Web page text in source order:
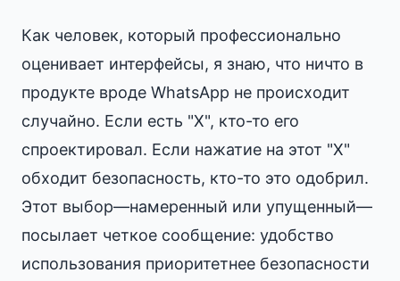
Как человек, который профессионально
оценивает интерфейсы, я знаю, что ничто в
продукте вроде WhatsApp не происходит
случайно. Если есть "X", кто-то его
спроектировал. Если нажатие на этот "X"
обходит безопасность, кто-то это одобрил.
Этот выбор—намеренный или упущенный—
посылает четкое сообщение: удобство
использования приоритетнее безопасности